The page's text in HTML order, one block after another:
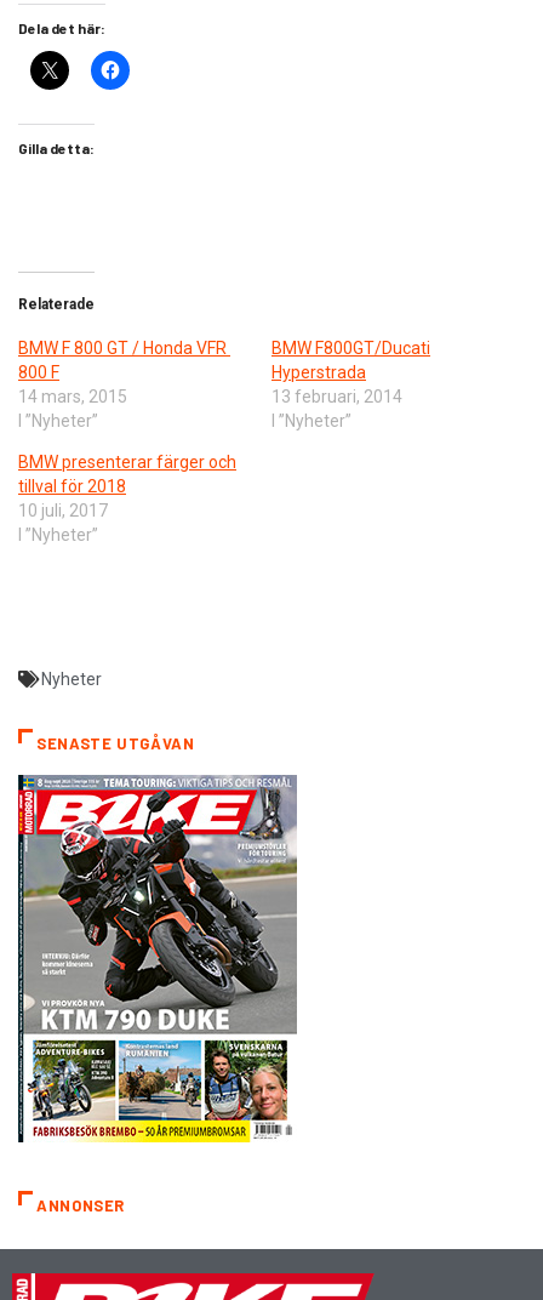
Dela det här:
Gilla detta:
Relaterade
BMW F 800 GT / Honda VFR
800 F
14 mars, 2015
I ”Nyheter”
BMW F800GT/Ducati
Hyperstrada
13 februari, 2014
I ”Nyheter”
BMW presenterar färger och
tillval för 2018
10 juli, 2017
I ”Nyheter”
Nyheter
SENASTE UTGÅVAN
ANNONSER